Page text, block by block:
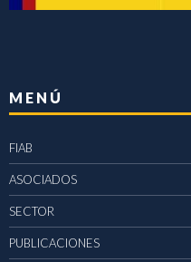
MENÚ
FIAB
ASOCIADOS
SECTOR
PUBLICACIONES